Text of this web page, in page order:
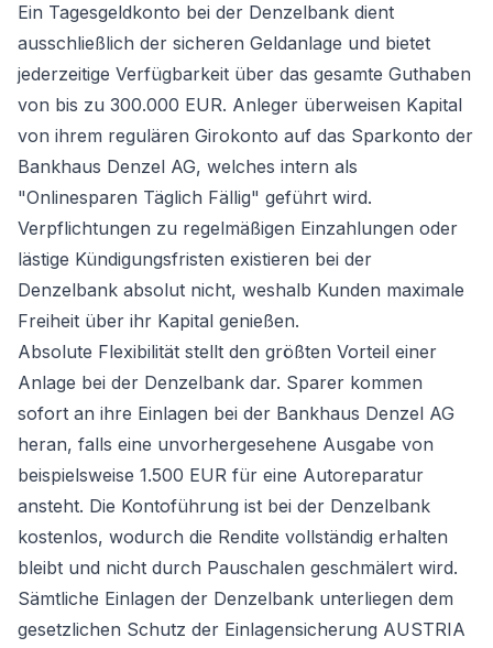
Ein Tagesgeldkonto bei der Denzelbank dient
ausschließlich der sicheren Geldanlage und bietet
jederzeitige Verfügbarkeit über das gesamte Guthaben
von bis zu 300.000 EUR. Anleger überweisen Kapital
von ihrem regulären Girokonto auf das Sparkonto der
Bankhaus Denzel AG, welches intern als
"Onlinesparen Täglich Fällig" geführt wird.
Verpflichtungen zu regelmäßigen Einzahlungen oder
lästige Kündigungsfristen existieren bei der
Denzelbank absolut nicht, weshalb Kunden maximale
Freiheit über ihr Kapital genießen.
Absolute Flexibilität stellt den größten Vorteil einer
Anlage bei der Denzelbank dar. Sparer kommen
sofort an ihre Einlagen bei der Bankhaus Denzel AG
heran, falls eine unvorhergesehene Ausgabe von
beispielsweise 1.500 EUR für eine Autoreparatur
ansteht. Die Kontoführung ist bei der Denzelbank
kostenlos, wodurch die Rendite vollständig erhalten
bleibt und nicht durch Pauschalen geschmälert wird.
Sämtliche Einlagen der Denzelbank unterliegen dem
gesetzlichen Schutz der Einlagensicherung AUSTRIA